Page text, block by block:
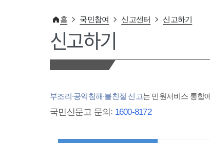
홈 국민참여 신고센터 신고하기
신고하기
부조리·공익침해·불친절 신고는 민원서비스 통합
국민신문고 문의: 1600-8172